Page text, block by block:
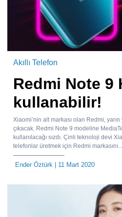
Akıllı Telefon
Redmi Note 9
kullanabilir!
Xiaomi’nin alt markası olan Redmi,
çıkacak. Redmi Note 9 modeline
kullanılacağı sızdı. Çinli teknoloji devi
telefonlar üretmek için Redmi markasını...
Ender Öztürk | 11 Mart 2020